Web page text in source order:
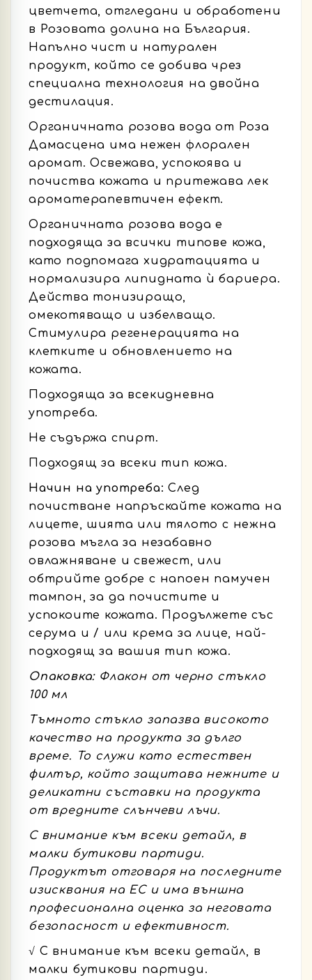
цветчета, отгледани и обработени
в Розовата долина на България.
Напълно чист и натурален
продукт, който се добива чрез
специална технология на двойна
дестилация.
Органичната розова вода от Роза
Дамасцена има нежен флорален
аромат. Освежава, успокоява и
почиства кожата и притежава лек
ароматерапевтичен ефект.
Органичната розова вода е
подходяща за всички типове кожа,
като подпомага хидратацията и
нормализира липидната ѝ бариера.
Действа тонизиращо,
омекотяващо и избелващо.
Стимулира регенерацията на
клетките и обновлението на
кожата.
Подходяща за всекидневна
употреба.
Не съдържа спирт.
Подходящ за всеки тип кожа.
Начин на употреба: След
почистване напръскайте кожата на
лицете, шията или тялото с нежна
розова мъгла за незабавно
овлажняване и свежест, или
обтрийте добре с напоен памучен
тампон, за да почистите и
успокоите кожата. Продължете със
серума и / или крема за лице, най-
подходящ за вашия тип кожа.
Опаковка:Флакон от черно стъкло
100 мл
Тъмното стъкло запазва високото
качество на продукта за дълго
време. То служи като естествен
филтър, който защитава нежните и
деликатни съставки на продукта
от вредните слънчеви лъчи.
С внимание към всеки детайл, в
малки бутикови партиди.
Продуктът отговаря на последните
изисквания на ЕС и има външна
професионална оценка за неговата
безопасност и ефективност.
√ С внимание към всеки детайл, в
малки бутикови партиди.